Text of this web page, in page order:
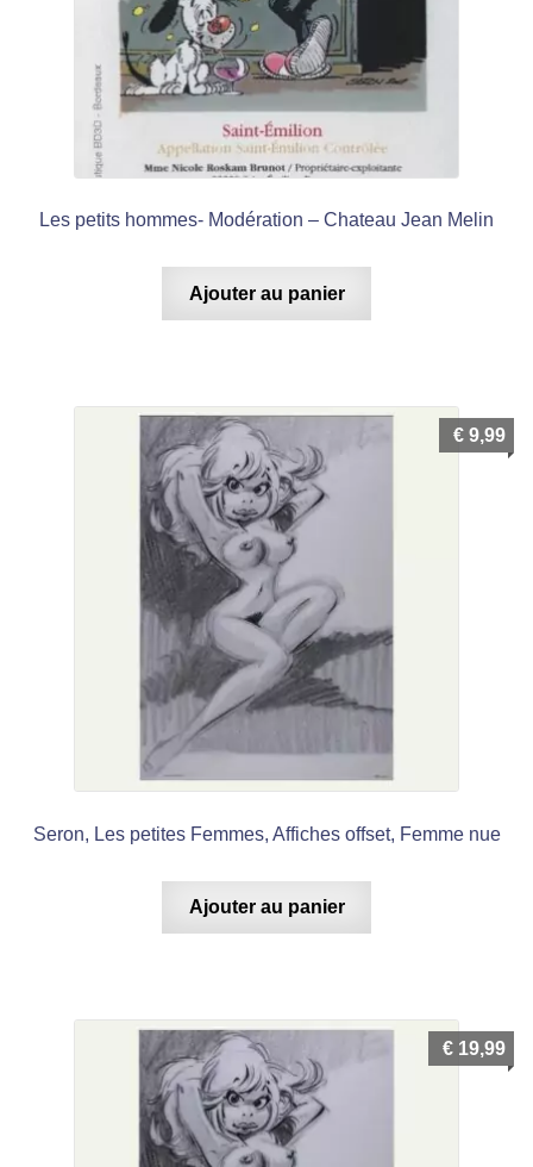
Les petits hommes- Modération – Chateau Jean Melin
Ajouter au panier
Seron, Les petites Femmes, Affiches offset, Femme nue
€ 9,99
Ajouter au panier
€ 19,99